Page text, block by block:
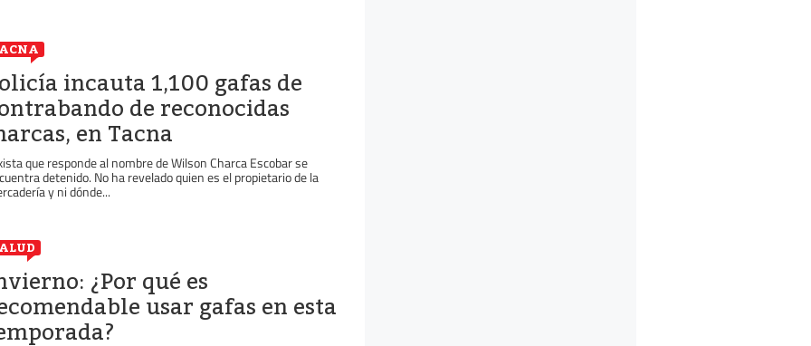
incauta 1,100 gafas de
de reconocidas
en Tacna
que responde al nombre de Wilson Charca Escobar se
detenido. No ha revelado quien es el propietario de la
y ni dónde...
¿Por qué es
usar gafas en esta